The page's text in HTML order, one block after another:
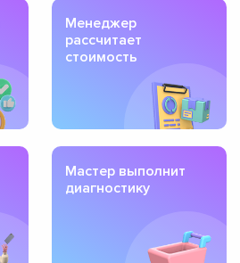
Менеджер
рассчитает
стоимость
Мастер выполнит
диагностику